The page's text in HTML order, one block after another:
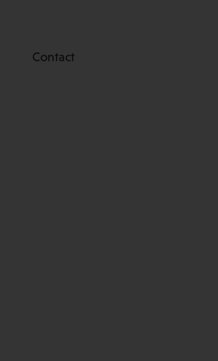
Contact